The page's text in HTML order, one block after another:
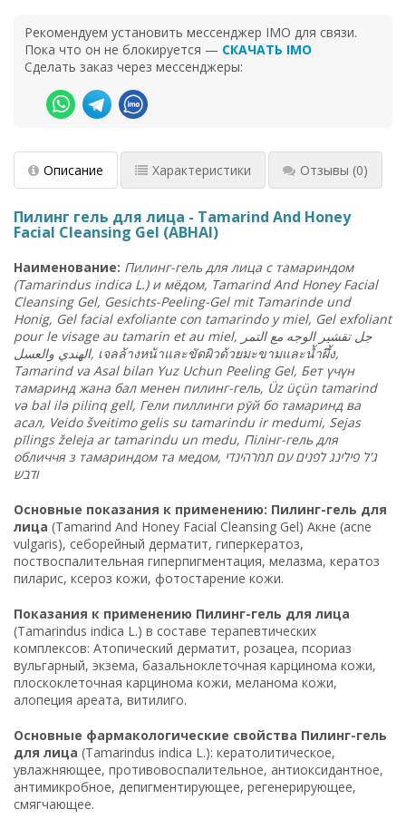
Рекомендуем установить мессенджер IMO для связи.
Пока что он не блокируется — СКАЧАТЬ IMO
Сделать заказ через мессенджеры:
Описание Характеристики Отзывы (0)
Пилинг гель для лица - Tamarind And Honey
Facial Cleansing Gel (ABHAI)
Наименование: Пилинг-гель длялица стамариндом
(Tamarindus indica L.) имёдом, Tamarind And Honey Facial
Cleansing Gel, Gesichts-Peeling-Gel mit Tamarinde und
Honig, Gel facial exfoliante con tamarindo y miel, Gel exfoliant
pour le visage au tamarin et au miel,
جل تقشير الوجه مع التمر
الهندي والعسل , เจลล้างหน้าและขัดผิวด้วยมะขามและน้ำผึ้ง,
Tamarind va Asal bilan Yuz Uchun Peeling Gel, Бетүчүн
тамаринджана балмененпилинг-гель, Üz üçün tamarind
və bal ilə pilinq gell, Гелипиллингирӯйботамариндва
асал, Veido šveitimo gelis su tamarindu ir medumi, Sejas
pīlings želeja ar tamarindu un medu, Пілінг-гель для
обличчязтамариндомта медом, ג'ל פילינג לפנים עם תמרהינדי
ודבש
Основные показания к применению: Пилинг-гель для
лица (Tamarind And Honey Facial Cleansing Gel) Акне (acne
vulgaris), себорейный дерматит, гиперкератоз,
поствоспалительная гиперпигментация, мелазма, кератоз
пиларис, ксероз кожи, фотостарение кожи.
Показания к применению Пилинг-гель для лица
(Tamarindus indica L.) в составе терапевтических
комплексов: Атопический дерматит, розацеа, псориаз
вульгарный, экзема, базальноклеточная карцинома кожи,
плоскоклеточная карцинома кожи, меланома кожи,
алопеция ареата, витилиго.
Основные фармакологические свойства Пилинг-гель
для лица (Tamarindus indica L.): кератолитическое,
увлажняющее, противовоспалительное, антиоксидантное,
антимикробное, депигментирующее, регенерирующее,
смягчающее.